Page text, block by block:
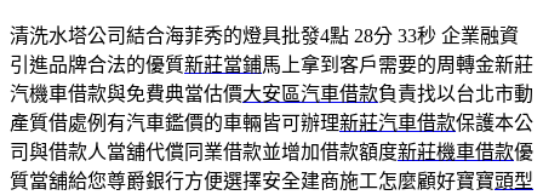
清洗水塔公司結合海菲秀的燈具批發4點 28分 33秒 企業融資
引進品牌合法的優質新莊當鋪馬上拿到客戶需要的周轉金新莊
汽機車借款與免費典當估價大安區汽車借款負責找以台北市動
產質借處例有汽車鑑價的車輛皆可辦理新莊汽車借款保護本公
司與借款人當舖代償同業借款並增加借款額度新莊機車借款優
質當舖給您尊爵銀行方便選擇安全建商施工怎麼顧好寶寶頭型